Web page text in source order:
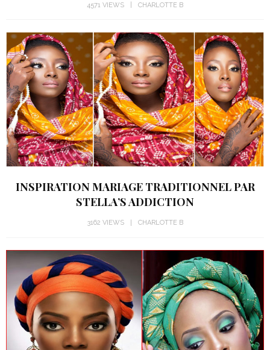
4571 VIEWS CHARLOTTE B
INSPIRATION MARIAGE TRADITIONNEL PAR
STELLA’S ADDICTION
3162 VIEWS CHARLOTTE B